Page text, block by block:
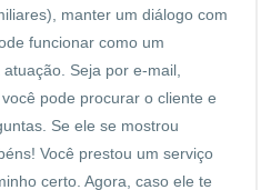
manter um diálogo com
funcionar como um
Seja por e-mail,
pode procurar o cliente e
Se ele se mostrou
Você prestou um serviço
certo. Agora, caso ele te